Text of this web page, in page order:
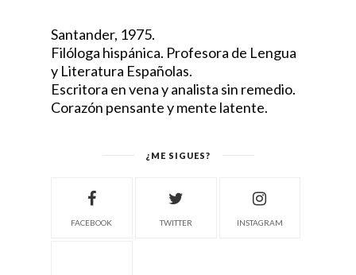
Santander, 1975.
Filóloga hispánica. Profesora de Lengua
y Literatura Españolas.
Escritora en vena y analista sin remedio.
Corazón pensante y mente latente.
¿ME SIGUES?
FACEBOOK TWITTER INSTAGRAM